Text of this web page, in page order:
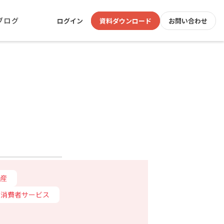
ログ ログイン 資料ダウンロード お問い合わせ
消費者サービス